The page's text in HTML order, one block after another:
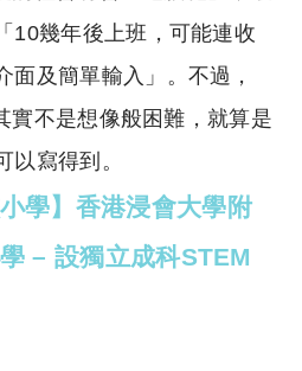
10幾年後上班，可能連收
面及簡單輸入」。不過，
實不是想像般困難，就算是
以寫得到。
學】香港浸會大學附
– 設獨立成科STEM